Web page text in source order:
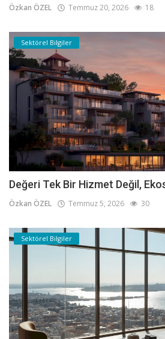
Özkan ÖZEL Temmuz 20, 2026 18
Sektörel Bilgiler
Değeri Tek Bir Hizmet Değil,
Özkan ÖZEL Temmuz 5, 2026 30
Sektörel Bilgiler